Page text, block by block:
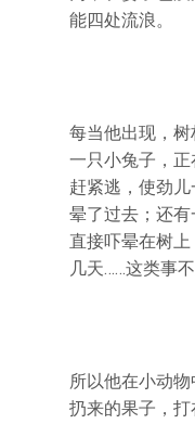
能四处流浪。
每当他出现，
一只小兔子，
赶紧逃，使劲儿
晕了过去；还有
直接吓晕在树
几天……这类事不
所以他在小动
扔来的果子，打